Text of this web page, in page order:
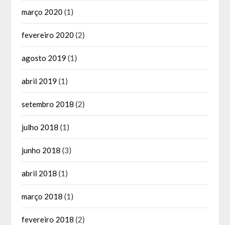
março 2020 (1)
fevereiro 2020 (2)
agosto 2019 (1)
abril 2019 (1)
setembro 2018 (2)
julho 2018 (1)
junho 2018 (3)
abril 2018 (1)
março 2018 (1)
fevereiro 2018 (2)